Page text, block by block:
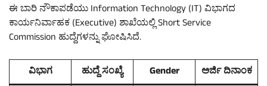
ಈ ಬಾರಿ ನೌಕಾಪಡೆಯು Information Technology (IT) ವಿಭಾಗದ
ಕಾರ್ಯನಿರ್ವಾಹಕ (Executive) ಶಾಖೆಯಲ್ಲಿ Short Service
Commission ಹುದ್ದೆಗಳನ್ನು ಘೋಷಿಸಿದೆ.
ವಿಭಾಗ ಹುದ್ದೆ ಸಂಖ್ಯೆ Gender
ಅರ್ಜಿ ದಿನಾಂಕ